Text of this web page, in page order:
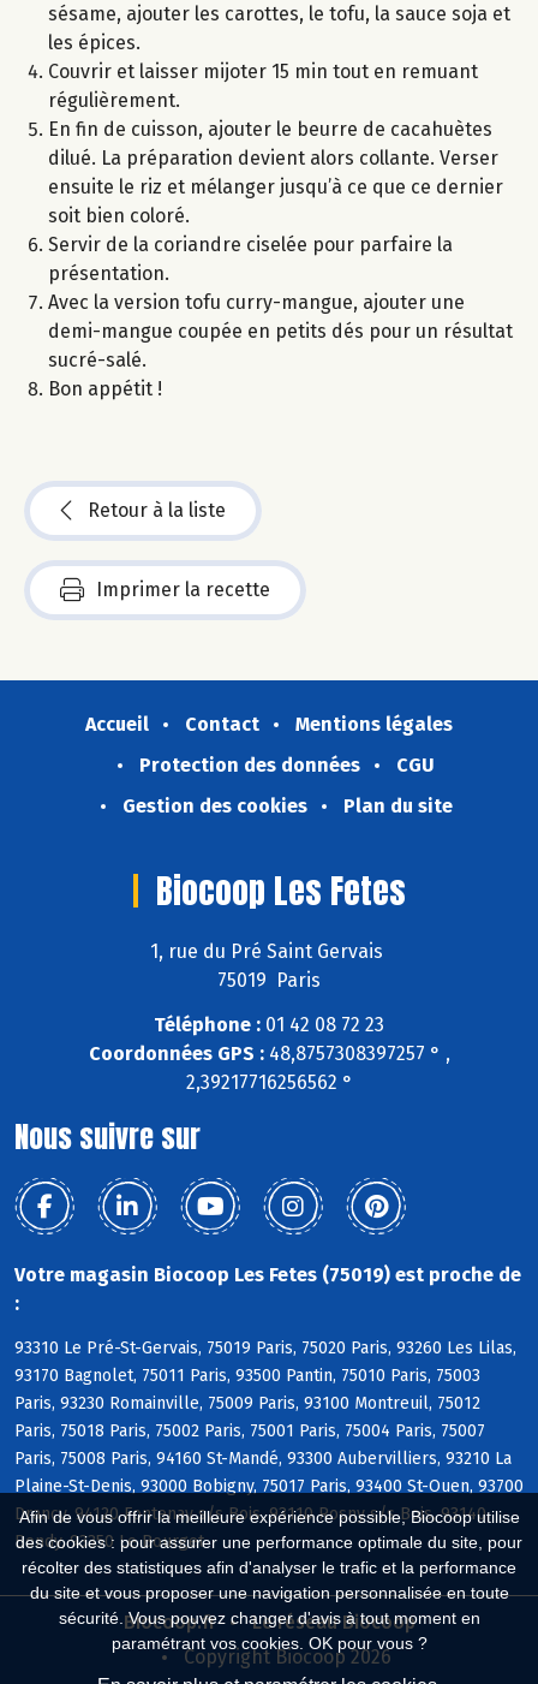
Afin de vous offrir la meilleure expérience possible, Biocoop utilise
des cookies : pour assurer une performance optimale du site, pour
récolter des statistiques afin d'analyser le trafic et la performance
du site et vous proposer une navigation personnalisée en toute
sécurité. Vous pouvez changer d'avis à tout moment en
paramétrant vos cookies. OK pour vous ?
sésame, ajouter les carottes, le tofu, la sauce soja et
les épices.
Couvrir et laisser mijoter 15 min tout en remuant
régulièrement.
En fin de cuisson, ajouter le beurre de cacahuètes
dilué. La préparation devient alors collante. Verser
ensuite le riz et mélanger jusqu’à ce que ce dernier
soit bien coloré.
Servir de la coriandre ciselée pour parfaire la
présentation.
Avec la version tofu curry-mangue, ajouter une
demi-mangue coupée en petits dés pour un résultat
sucré-salé.
Bon appétit !
Retour à la liste
Imprimer la recette
Accueil Contact
Mentions légales
Protection des données
CGU
Gestion des cookies
Plan du site
Biocoop Les Fetes
1, rue du Pré Saint Gervais
75019 Paris
Téléphone : 01 42 08 72 23
Coordonnées GPS :48,8757308397257 ° ,
2,39217716256562 °
Nous suivre sur
Votre magasin Biocoop Les Fetes (75019) est proche de
:
93310 Le Pré-St-Gervais, 75019 Paris, 75020 Paris, 93260 Les Lilas,
93170 Bagnolet, 75011 Paris, 93500 Pantin, 75010 Paris, 75003
Paris, 93230 Romainville, 75009 Paris, 93100 Montreuil, 75012
Paris, 75018 Paris, 75002 Paris, 75001 Paris, 75004 Paris, 75007
Paris, 75008 Paris, 94160 St-Mandé, 93300 Aubervilliers, 93210 La
Plaine-St-Denis, 93000 Bobigny, 75017 Paris, 93400 St-Ouen, 93700
Drancy, 94120 Fontenay s/s Bois, 93110 Rosny s/s Bois, 93140
Bondy, 93350 Le Bourget
Biocoop.fr
Le réseau Biocoop
Copyright Biocoop 2026